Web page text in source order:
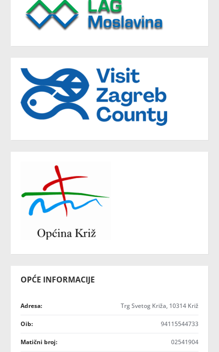
OPĆE INFORMACIJE
Adresa: Trg Svetog Križa, 10314 Križ
Oib: 94115544733
Matični broj: 02541904